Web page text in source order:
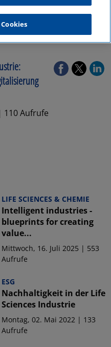
110 Aufrufe
LIFE SCIENCES & CHEMIE
Intelligent industries -
blueprints for creating
value...
Mittwoch, 16. Juli 2025 | 553
Aufrufe
ESG
Nachhaltigkeit in der Life
Sciences Industrie
Montag, 02. Mai 2022 | 133
Aufrufe